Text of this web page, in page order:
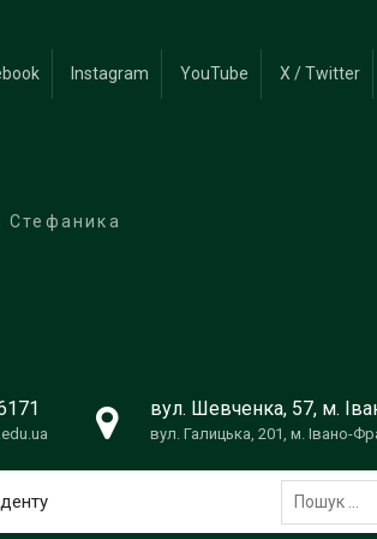
Instagram YouTube X / Twitter
Стефаника
вул. Шевченка, 57, м.
вул. Галицька, 201, м. Івано-
Пошук: